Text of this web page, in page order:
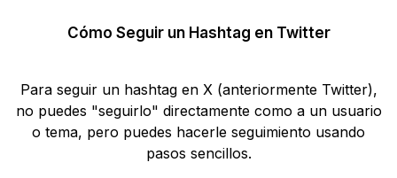
Cómo Seguir un Hashtag en Twitter
Para seguir un hashtag en X (anteriormente Twitter),
no puedes "seguirlo" directamente como a un usuario
o tema, pero puedes hacerle seguimiento usando
pasos sencillos.